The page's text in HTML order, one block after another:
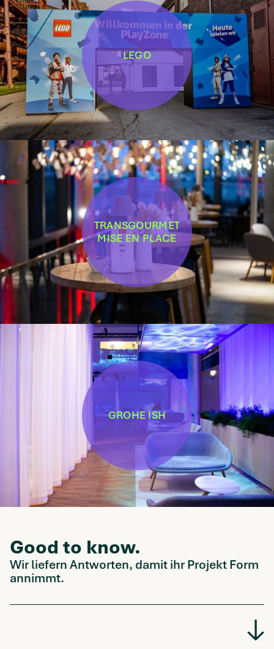
LEGO
TRANSGOURMET
MISE EN PLACE
GROHE ISH
Good to know.
Wir liefern Antworten, damit ihr Projekt Form
annimmt.